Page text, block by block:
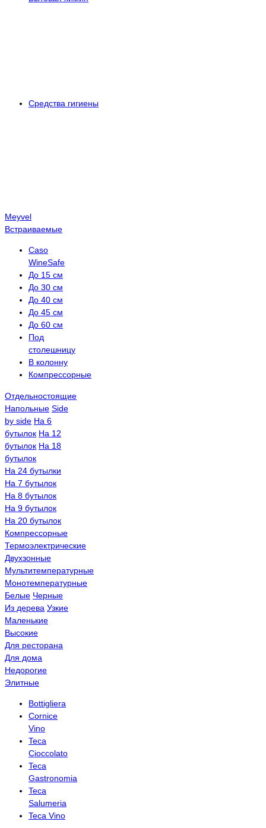
Средства гигиены
Meyvel
Встраиваемые
Caso
WineSafe
До 15 см
До 30 см
До 40 см
До 45 см
До 60 см
Под
столешницу
В колонну
Компрессорные
Отдельностоящие
Напольные Side
by side На 6
бутылок На 12
бутылок На 18
бутылок
На 24 бутылки
На 7 бутылок
На 8 бутылок
На 9 бутылок
На 20 бутылок
Компрессорные
Термоэлектрические
Двухзонные
Мультитемпературные
Монотемпературные
Белые Черные
Из дерева Узкие
Маленькие
Высокие
Для ресторана
Для дома
Недорогие
Элитные
Bottigliera
Cornice
Vino
Teca
Cioccolato
Teca
Gastronomia
Teca
Salumeria
Teca Vino